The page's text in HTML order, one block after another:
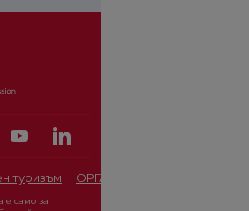
туризъм ОРГАН ЗА ЗАЩИТА НА
е само за